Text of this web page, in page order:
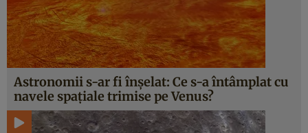
Astronomii s-ar fi înșelat: Ce s-a întâmplat cu
navele spațiale trimise pe Venus?